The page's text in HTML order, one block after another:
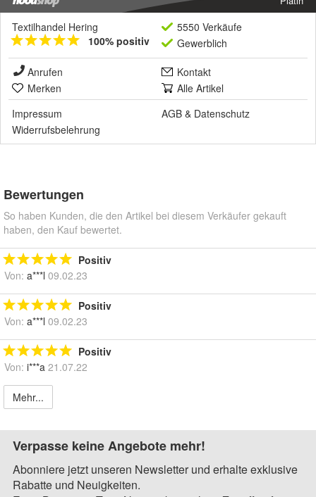
Textilhandel Hering
100% positiv
5550 Verkäufe
Gewerblich
Anrufen
Kontakt
Merken
Alle Artikel
Impressum
AGB & Datenschutz
Widerrufsbelehrung
Bewertungen
So haben Kunden, die den Artikel bei diesem Verkäufer gekauft
haben, den Kauf bewertet.
Positiv
Von: a***l 09.02.23
Positiv
Von: a***l 09.02.23
Positiv
Von: i***a 21.07.22
Mehr...
Verpasse keine Angebote mehr!
Abonniere jetzt unseren Newsletter und erhalte exklusive
Rabatte und Neuigkeiten.